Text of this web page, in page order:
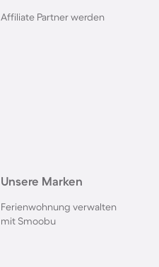
Affiliate Partner werden
Unsere Marken
Ferienwohnung verwalten
mit Smoobu